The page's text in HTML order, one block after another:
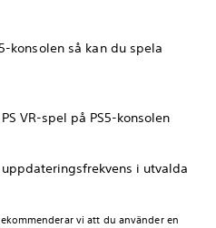
konsolen så kan du spela
VR-spel på PS5-konsolen
i utvalda
vi att du använder en